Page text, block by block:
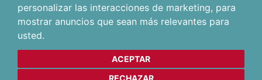
personalizar las interacciones de marketing, para
mostrar anuncios que sean más relevantes para
usted.
ACEPTAR
RECHAZAR